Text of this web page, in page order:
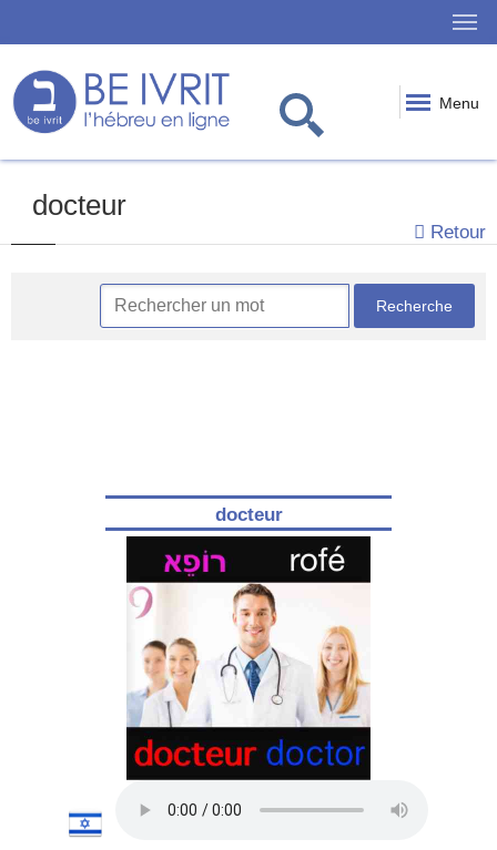
Menu
docteur
Retour
docteur